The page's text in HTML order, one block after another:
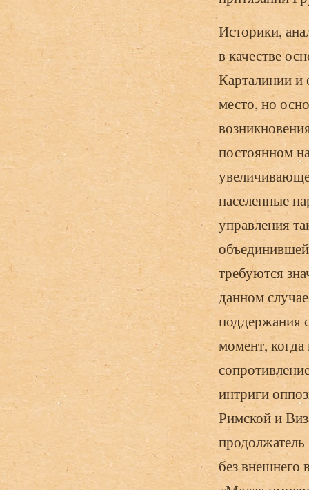
Историки,
в качестве
Карталинии и
место, но
постоянном
населенные
управления
требуются
данном
поддержания
момент,
интриги
Римской и
без внешнего